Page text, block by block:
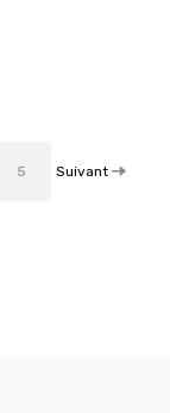
5 Suivant